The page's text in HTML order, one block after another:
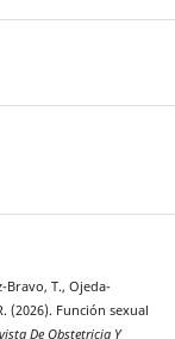
Bravo, T., Ojeda-
(2026). Función sexual
De Obstetricia Y